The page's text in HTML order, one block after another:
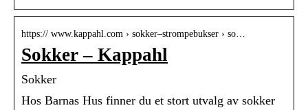
https:// www.kappahl.com › sokker–strompebukser › so…
Sokker – Kappahl
Sokker
Hos Barnas Hus finner du et stort utvalg av sokker